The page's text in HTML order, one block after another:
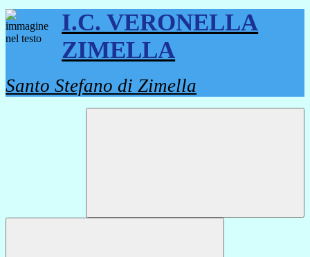
I.C. VERONELLA
ZIMELLA
Santo Stefano di Zimella